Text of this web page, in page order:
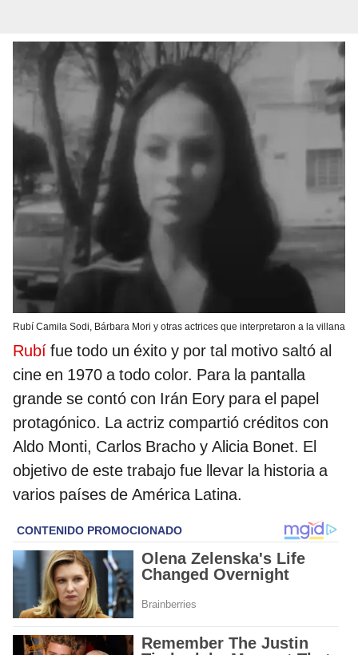
Rubí Camila Sodi, Bárbara Mori y otras actrices que interpretaron a la villana
Rubí fue todo un éxito y por tal motivo saltó al
cine en 1970 a todo color. Para la pantalla
grande se contó con Irán Eory para el papel
protagónico. La actriz compartió créditos con
Aldo Monti, Carlos Bracho y Alicia Bonet. El
objetivo de este trabajo fue llevar la historia a
varios países de América Latina.